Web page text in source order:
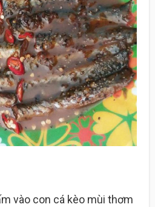
vào con cá kèo mùi thơm